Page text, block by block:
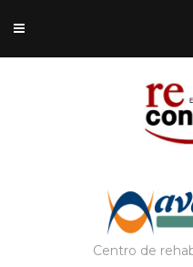
Centro de